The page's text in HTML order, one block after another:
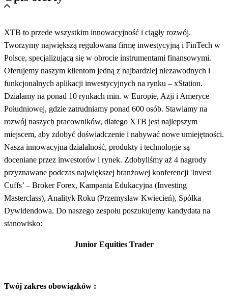
XTB to przede wszystkim innowacyjność i ciągły rozwój.
Tworzymy największą regulowana firmę inwestycyjną i FinTech w
Polsce, specjalizującą się w obrocie instrumentami finansowymi.
Oferujemy naszym klientom jedną z najbardziej niezawodnych i
funkcjonalnych aplikacji inwestycyjnych na rynku – xStation.
Działamy na ponad 10 rynkach min. w Europie, Azji i Ameryce
Południowej, gdzie zatrudniamy ponad 600 osób. Stawiamy na
rozwój naszych pracowników, dlatego XTB jest najlepszym
miejscem, aby zdobyć doświadczenie i nabywać nowe umiejętności.
Nasza innowacyjna działalność, produkty i technologie są
doceniane przez inwestorów i rynek. Zdobyliśmy aż 4 nagrody
przyznawane podczas największej branżowej konferencji 'Invest
Cuffs’ – Broker Forex, Kampania Edukacyjna (Investing
Masterclass), Analityk Roku (Przemysław Kwiecień), Spółka
Dywidendowa. Do naszego zespołu poszukujemy kandydata na
stanowisko:
Junior Equities Trader
Twój zakres obowiązków :